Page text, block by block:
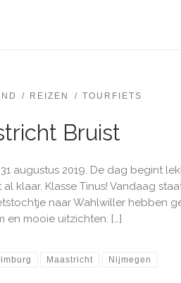
REIZEN TOURFIETS
Bruist
augustus 2019. De dag begint
klaar. Klasse Tinus! Vandaag
naar Wahlwiller hebben
en mooie uitzichten. […]
Maastricht Nijmegen